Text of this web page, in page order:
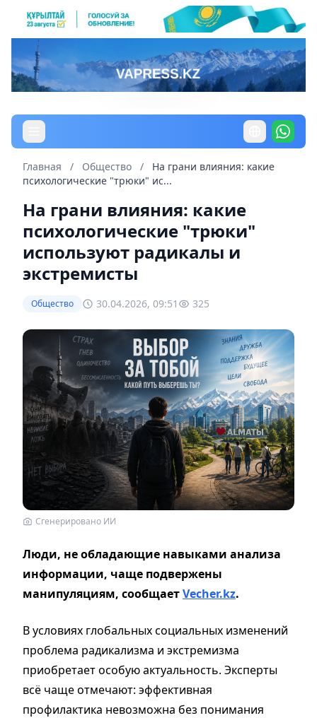
Главная / Общество /
На грани влияния: какие
психологические "трюки" ис...
На грани влияния: какие
психологические "трюки"
используют радикалы и
экстремисты
Общество 30.04.2026, 09:51 325
Сгенерировано ИИ
Люди, не обладающие навыками анализа
информации, чаще подвержены
манипуляциям, сообщаетVecher.kz.
В условиях глобальных социальных изменений
проблема радикализма и экстремизма
приобретает особую актуальность. Эксперты
всё чаще отмечают: эффективная
профилактика невозможна без понимания